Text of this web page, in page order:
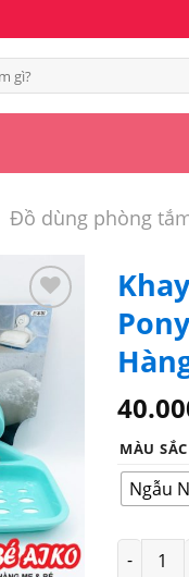
Đồ dùng phòng
thích
MÀU SẮC
Ngẫu
Số lượng